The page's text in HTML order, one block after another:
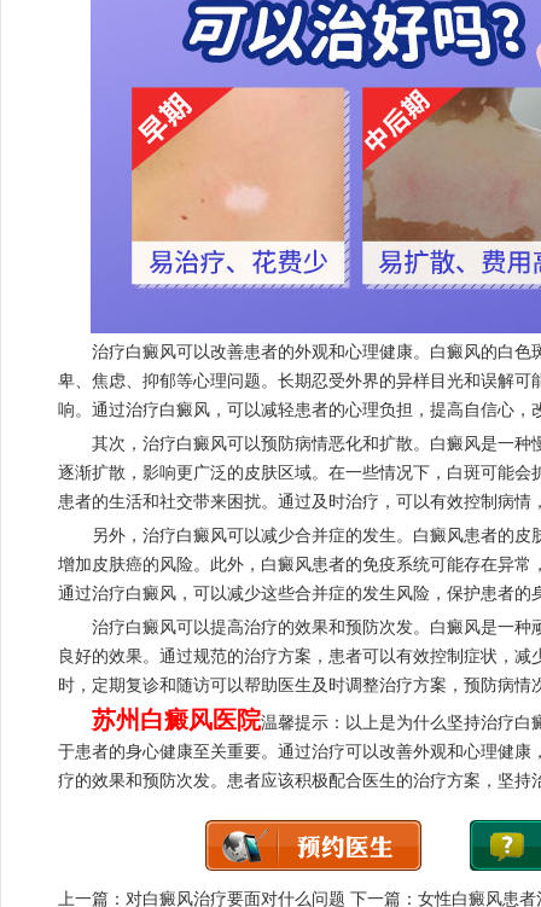
治疗白癜风可以改善患者的外观和心理健康。白癜风的白色
卑、焦虑、抑郁等心理问题。长期忍受外界的异样目光和误解可
响。通过治疗白癜风，可以减轻患者的心理负担，提高自信心，
其次，治疗白癜风可以预防病情恶化和扩散。白癜风是一种
逐渐扩散，影响更广泛的皮肤区域。在一些情况下，白斑可能会
患者的生活和社交带来困扰。通过及时治疗，可以有效控制病情
另外，治疗白癜风可以减少合并症的发生。白癜风患者的皮
增加皮肤癌的风险。此外，白癜风患者的免疫系统可能存在异常
通过治疗白癜风，可以减少这些合并症的发生风险，保护患者的
治疗白癜风可以提高治疗的效果和预防次发。白癜风是一种
良好的效果。通过规范的治疗方案，患者可以有效控制症状，
时，定期复诊和随访可以帮助医生及时调整治疗方案，预防病情
苏州白癜风医院温馨提示：以上是为什么坚持治疗白
于患者的身心健康至关重要。通过治疗可以改善外观和心理健康
疗的效果和预防次发。患者应该积极配合医生的治疗方案，坚持
上一篇： 对白癜风治疗要面对什么问题 下一篇： 女性白癜风患